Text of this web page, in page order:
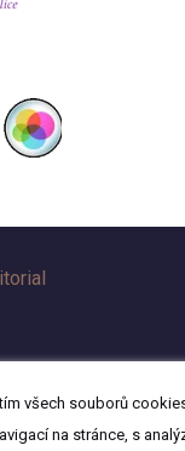
všech souborů
na stránce, s